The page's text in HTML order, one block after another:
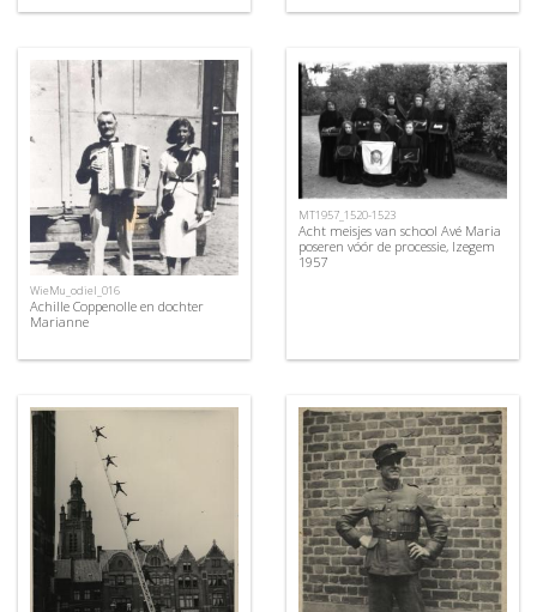
WieMu_odiel_016
Achille Coppenolle en dochter
Marianne
MT1957_1520-1523
Acht meisjes van school Avé Maria
poseren vóór de processie, Izegem
1957